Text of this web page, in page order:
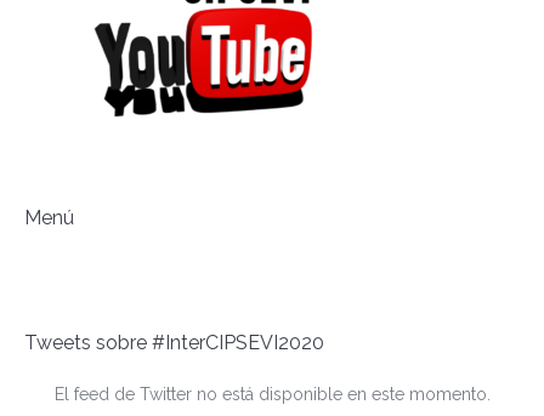
Menú
Tweets sobre #InterCIPSEVI2020
El feed de Twitter no está disponible en este momento.